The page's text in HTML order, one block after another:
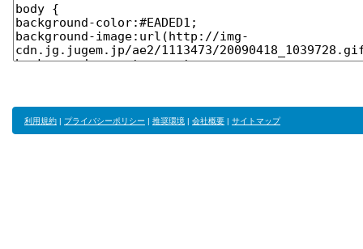
利用規約 | プライバシーポリシー | 推奨環境 | 会社概要 | サイトマップ